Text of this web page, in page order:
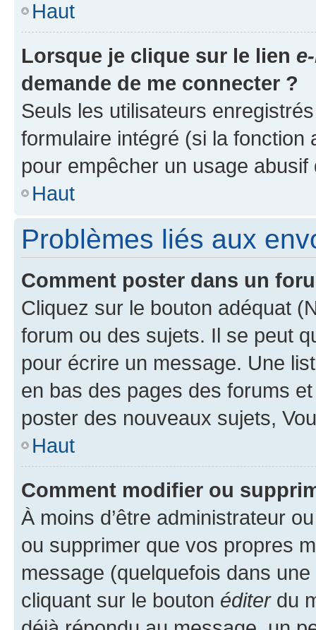
Haut
Lorsque je clique sur le lien
demande de me connecter ?
Seuls les utilisateurs
formulaire intégré (si la fonction
pour empêcher un usage
Haut
Problèmes liés aux
Comment poster dans un
Cliquez sur le bouton adéquat
forum ou des sujets. Il se peut
pour écrire un message. Une
en bas des pages des forums
poster des nouveaux sujets,
Haut
Comment modifier ou
À moins d’être administrateur
ou supprimer que vos propres
message (quelquefois dans
cliquant sur le bouton éditerdu